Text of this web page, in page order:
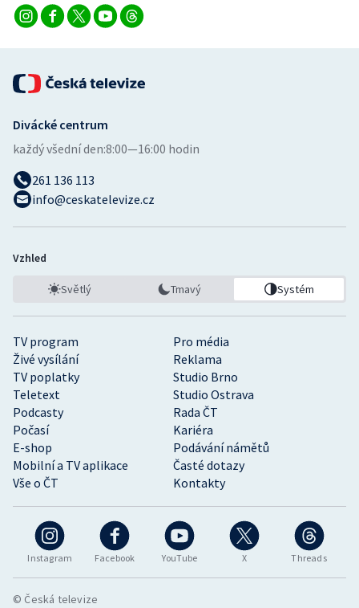
Vodní slalom
Ostatní
Instagram Facebook YouTube X Threads
TV program
Pro média
Živé vysílání
Reklama
TV poplatky
Studio Brno
Teletext
Studio Ostrava
Podcasty
Rada ČT
Počasí
Kariéra
E-shop
Podávání námětů
Mobilní a TV aplikace
Časté dotazy
Vše o ČT
Kontakty
Divácké centrum
každý všední den:8:00—16:00 hodin
261 136 113
info@ceskatelevize.cz
Vzhled
Světlý Tmavý Systém
© Česká televize